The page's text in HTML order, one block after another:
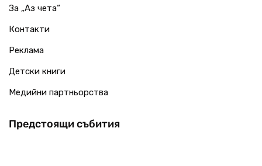
За „Аз чета“
Контакти
Реклама
Детски книги
Медийни партньорства
Предстоящи събития